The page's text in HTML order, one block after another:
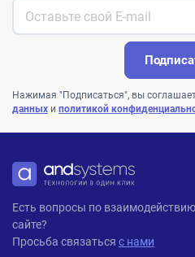
Нажимая "Подписаться", вы
данных и политикой
ANDPRO
Есть вопросы по
сайте?
Просьба связаться с нами